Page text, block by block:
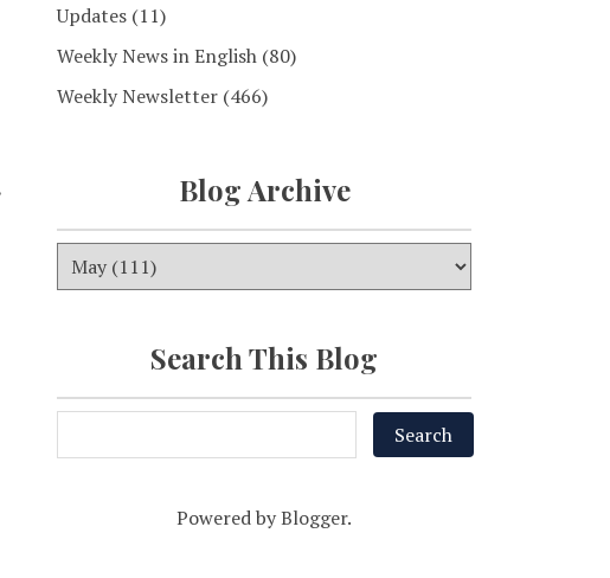
Updates (11)
Weekly News in English (80)
Weekly Newsletter (466)
Blog Archive
Search This Blog
Powered byBlogger.